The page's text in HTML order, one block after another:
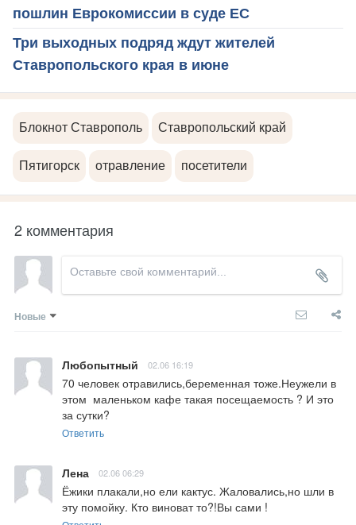
пошлин Еврокомиссии в суде ЕС
Три выходных подряд ждут жителей
Ставропольского края в июне
Блокнот Ставрополь Ставропольский край
Пятигорск отравление посетители
2 комментария
Новые
Любопытный 02.06 16:19
70 человек отравились,беременная тоже.Неужели в
этом  маленьком кафе такая посещаемость ? И это
за сутки?
Ответить
Лена 02.06 06:29
Ёжики плакали,но ели кактус. Жаловались,но шли в
эту помойку. Кто виноват то?!Вы сами !